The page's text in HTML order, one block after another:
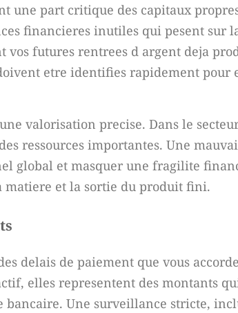
une part critique des capitaux
financieres inutiles qui pesent sur
futures rentrees d argent deja
etre identifies rapidement pour
valorisation precise. Dans le
ressources importantes. Une
global et masquer une fragilite
matiere et la sortie du produit fini.
delais de paiement que vous
elles representent des montants
bancaire. Une surveillance stricte,